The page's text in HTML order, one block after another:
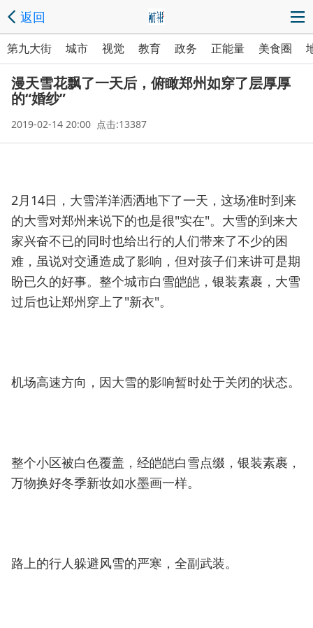
返回
第九大街 城市 视觉 教育 政务 正能量 美食圈
漫天雪花飘了一天后，俯瞰郑州如穿了层厚厚
的“婚纱”
2019-02-14 20:00 点击:13387
2月14日，大雪洋洋洒洒地下了一天，这场准时到来
的大雪对郑州来说下的也是很"实在"。大雪的到来大
家兴奋不已的同时也给出行的人们带来了不少的困
难，虽说对交通造成了影响，但对孩子们来讲可是期
盼已久的好事。整个城市白雪皑皑，银装素裹，大雪
过后也让郑州穿上了"新衣"。
机场高速方向，因大雪的影响暂时处于关闭的状态。
整个小区被白色覆盖，经皑皑白雪点缀，银装素裹，
万物换好冬季新妆如水墨画一样。
路上的行人躲避风雪的严寒，全副武装。